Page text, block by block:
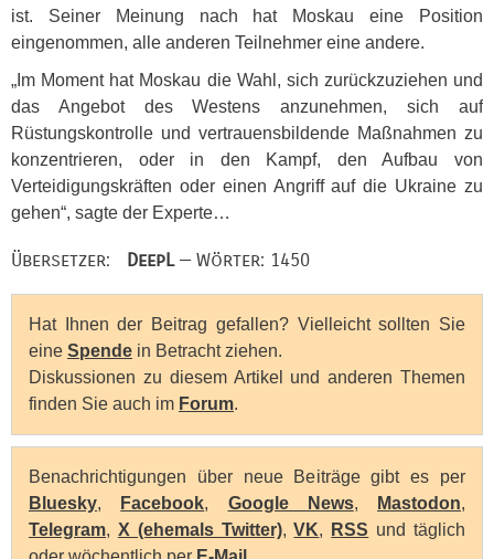
ist. Seiner Meinung nach hat Moskau eine Position
eingenommen, alle anderen Teilnehmer eine andere.
„Im Moment hat Moskau die Wahl, sich zurückzuziehen und
das Angebot des Westens anzunehmen, sich auf
Rüstungskontrolle und vertrauensbildende Maßnahmen zu
konzentrieren, oder in den Kampf, den Aufbau von
Verteidigungskräften oder einen Angriff auf die Ukraine zu
gehen“, sagte der Experte…
Übersetzer: DeepL— Wörter: 1450
Hat Ihnen der Beitrag gefallen? Vielleicht sollten Sie
eine Spende in Betracht ziehen.
Diskussionen zu diesem Artikel und anderen Themen
finden Sie auch im Forum.
Benachrichtigungen über neue Beiträge gibt es per
Bluesky, Facebook, Google News, Mastodon,
Telegram, X (ehemals Twitter),VK, RSS und täglich